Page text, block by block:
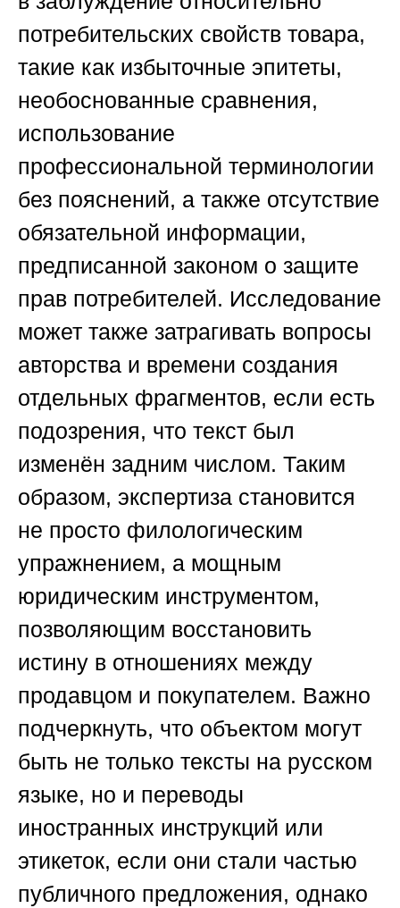
потребительских свойств товара,
такие как избыточные эпитеты,
необоснованные сравнения,
использование
профессиональной терминологии
без пояснений, а также отсутствие
обязательной информации,
предписанной законом о защите
прав потребителей. Исследование
может также затрагивать вопросы
авторства и времени создания
отдельных фрагментов, если есть
подозрения, что текст был
изменён задним числом. Таким
образом, экспертиза становится
не просто филологическим
упражнением, а мощным
юридическим инструментом,
позволяющим восстановить
истину в отношениях между
продавцом и покупателем. Важно
подчеркнуть, что объектом могут
быть не только тексты на русском
языке, но и переводы
иностранных инструкций или
этикеток, если они стали частью
публичного предложения, однако